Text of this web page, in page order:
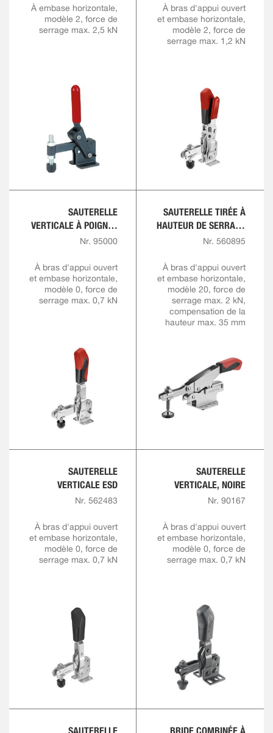
À embase horizontale,
modèle 2, force de
serrage max. 2,5 kN
SÉCURITÉ
À bras d'appui ouvert
et embase horizontale,
modèle 2, force de
serrage max. 1,2 kN
SAUTERELLE
VERTICALE À POIGNÉE
ROUGE
Nr. 95000
À bras d'appui ouvert
et embase horizontale,
modèle 0, force de
serrage max. 0,7 kN
SAUTERELLE TIRÉE À
HAUTEUR DE SERRAGE
VARIABLE
Nr. 560895
À bras d'appui ouvert
et embase horizontale,
modèle 20, force de
serrage max. 2 kN,
compensation de la
hauteur max. 35 mm
SAUTERELLE
VERTICALE ESD
Nr. 562483
À bras d'appui ouvert
et embase horizontale,
modèle 0, force de
serrage max. 0,7 kN
SAUTERELLE
VERTICALE, NOIRE
Nr. 90167
À bras d'appui ouvert
et embase horizontale,
modèle 0, force de
serrage max. 0,7 kN